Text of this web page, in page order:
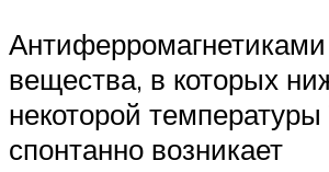
вещества, в которых
некоторой температуры
спонтанно возникает